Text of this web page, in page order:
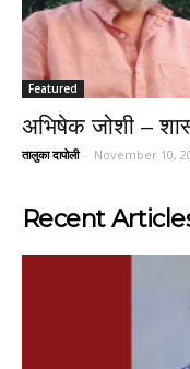
Featured
अभिषेक जोशी –
तालुका दापोली - November 10,
Recent